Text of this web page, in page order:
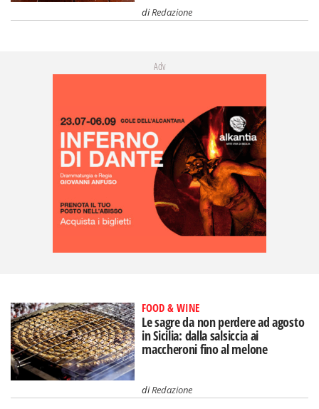
diRedazione
Adv
FOOD & WINE
Le sagre da non perdere ad agosto
in Sicilia: dalla salsiccia ai
maccheroni fino al melone
diRedazione